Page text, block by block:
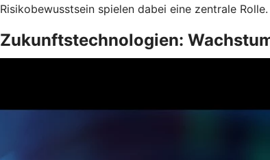
Risikobewusstsein spielen dabei eine zentrale Rolle.
Zukunftstechnologien: